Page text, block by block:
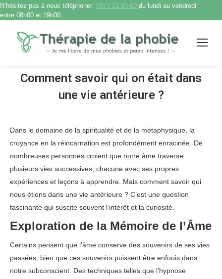
N’hésitez pas à nous téléphoner: 0977 21 50 60 du lundi au vendredi
entre 08h00 et 19h00.
Comment savoir qui on était dans
une vie antérieure ?
Dans le domaine de la spiritualité et de la métaphysique, la
croyance en la réincarnation est profondément enracinée. De
nombreuses personnes croient que notre âme traverse
plusieurs vies successives, chacune avec ses propres
expériences et leçons à apprendre. Mais comment savoir qui
nous étions dans une vie antérieure ? C’est une question
fascinante qui suscite souvent l’intérêt et la curiosité.
Exploration de la Mémoire de l’Âme
Certains pensent que l’âme conserve des souvenirs de ses vies
passées, bien que ces souvenirs puissent être enfouis dans
notre subconscient. Des techniques telles que l’hypnose